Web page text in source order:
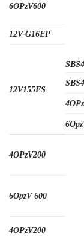
6OPzV600
12V-G16EP
12V155FS
4OPzV200
6OpzV 600
4OPzV200